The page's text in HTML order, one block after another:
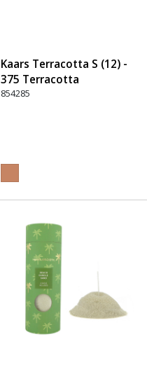
Kaars Terracotta S (12) -
375 Terracotta
854285